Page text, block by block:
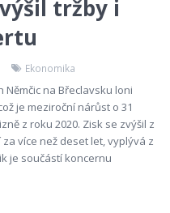
tržby i
Ekonomika
Němčic na Břeclavsku loni
je meziroční nárůst o 31
z roku 2020. Zisk se zvýšil z
více než deset let, vyplývá z
je součástí koncernu